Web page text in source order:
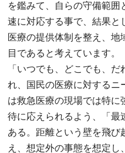
を鑑みて、自らの守備範囲
速に対応する事で、結果と
医療の提供体制を整え、
目であると考えています。
「いつでも、どこでも、
れ、国民の医療に対するニ
は救急医療の現場では特に
待に応えられるよう、「最
ある。距離という壁を飛び
え、想定外の事態を想定